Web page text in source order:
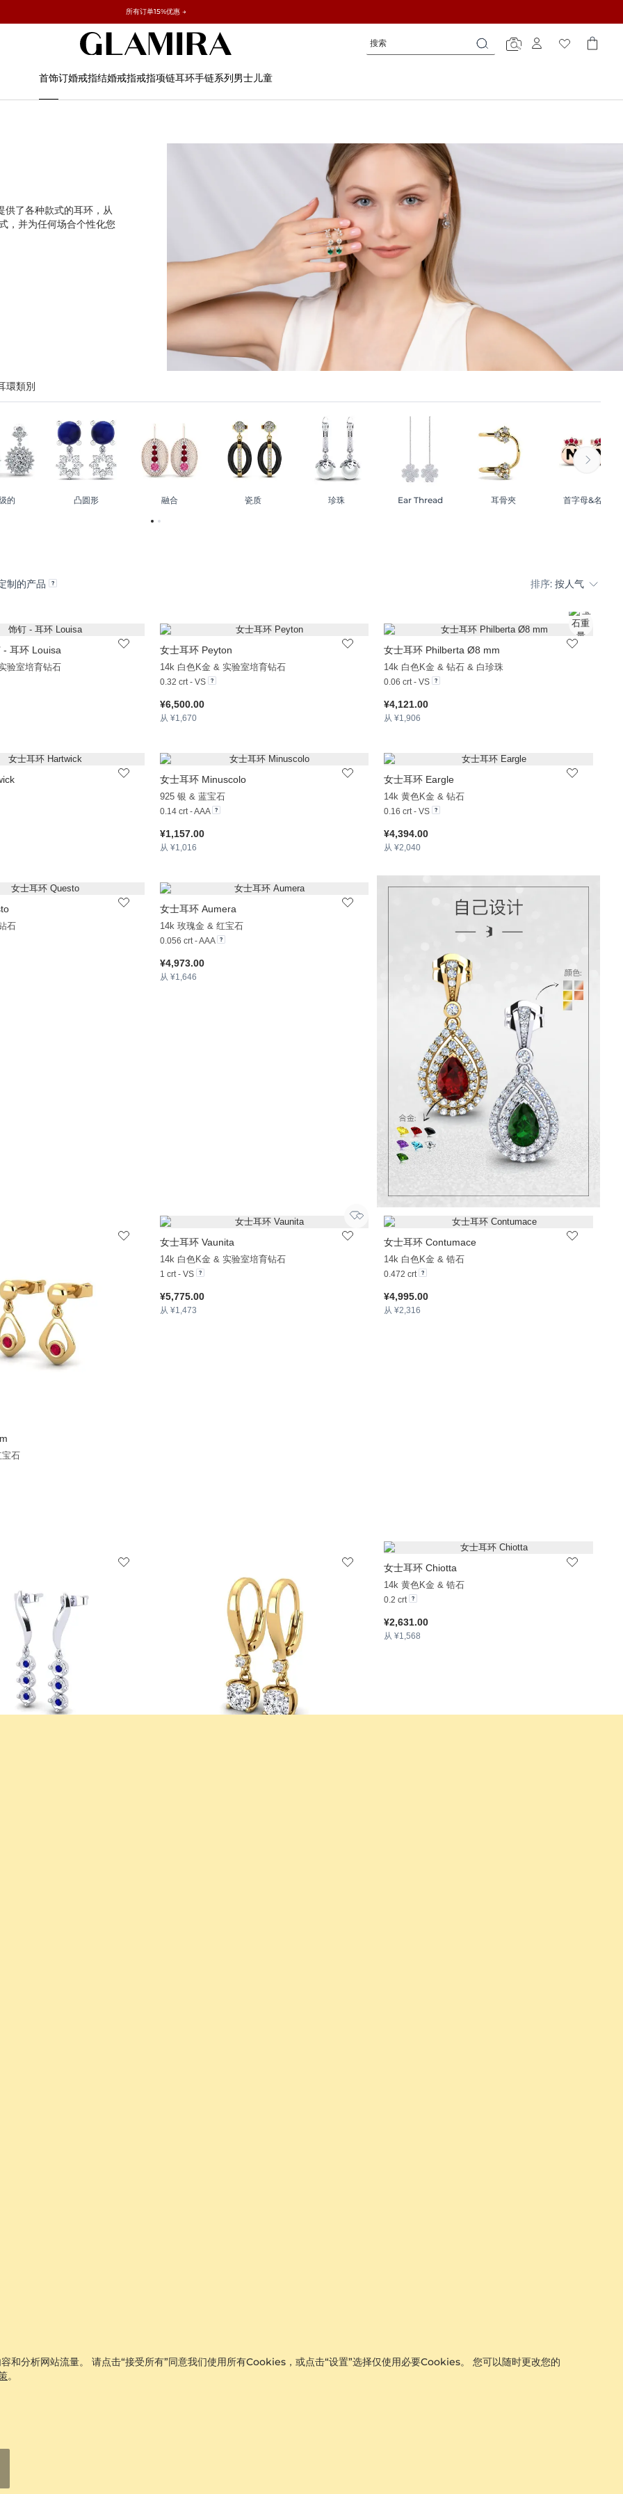
所有订单15%优惠 →
✓ 60天退货 ✓ 免费调整尺寸
搜
索
索
首饰订婚戒指结婚戒指戒指项链耳环手链系列男士儿童
了各种款式的耳环，从
，并为任何场合个性化您
的 凸圆形 融合 瓷质 珍珠 Ear Thread 耳骨夾 首字母&名字
環類別
制的产品 排序: 按人气
耳环 Louisa
验室培育钻石
女士耳环 Peyton
14k 白色K金 & 实验室培育钻石
0.32 crt - VS
¥6,500.00
从 ¥1,670
女士耳环 Philberta Ø8 mm
14k 白色K金 & 钻石 & 白珍珠
0.06 crt - VS
¥4,121.00
从 ¥1,906
女士耳环 Minuscolo
925 银 & 蓝宝石
0.14 crt - AAA
¥1,157.00
从 ¥1,016
女士耳环 Eargle
14k 黄色K金 & 钻石
0.16 crt - VS
¥4,394.00
从 ¥2,040
石
女士耳环 Aumera
14k 玫瑰金 & 红宝石
0.056 crt - AAA
¥4,973.00
从 ¥1,646
石
女士耳环 Vaunita
14k 白色K金 & 实验室培育钻石
1 crt - VS
¥5,775.00
从 ¥1,473
女士耳环 Contumace
14k 白色K金 & 锆石
0.472 crt
¥4,995.00
从 ¥2,316
女士耳环 Chiotta
14k 黄色K金 & 锆石
0.2 crt
¥2,631.00
从 ¥1,568
和分析网站流量。 请点击“接受所有”同意我们使用所有Cookies，或点击“设置”选择仅使用必要Cookies。 您可以随时更改您的
。